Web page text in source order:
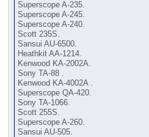
Superscope A-235.
Superscope A-245.
Superscope A-240.
Scott 235S.
Sansui AU-6500.
Heathkit AA-1214.
Kenwood KA-2002A.
Sony TA-88 .
Kenwood KA-4002A .
Superscope QA-420.
Sony TA-1066.
Scott 255S.
Superscope A-260.
Sansui AU-505.